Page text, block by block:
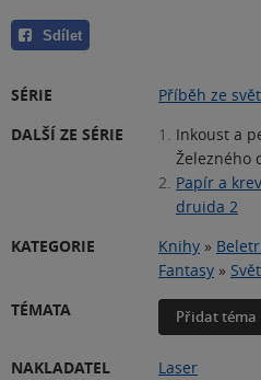
Sdílet
SÉRIE Příběh ze
DALŠÍ ZE SÉRIE
1. Inkoust a
Železného
2. Papír a
druida 2
KATEGORIE
Knihy »
Fantasy »
TÉMATA
Přidat téma
NAKLADATEL
Laser